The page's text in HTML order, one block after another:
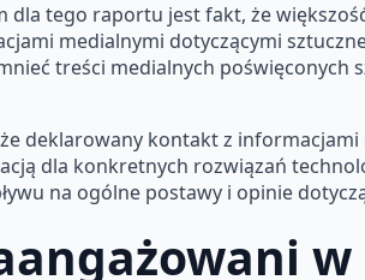
dla tego raportu jest fakt, że
medialnymi dotyczącymi
treści medialnych
deklarowany kontakt z
dla konkretnych rozwiązań
na ogólne postawy i opinie